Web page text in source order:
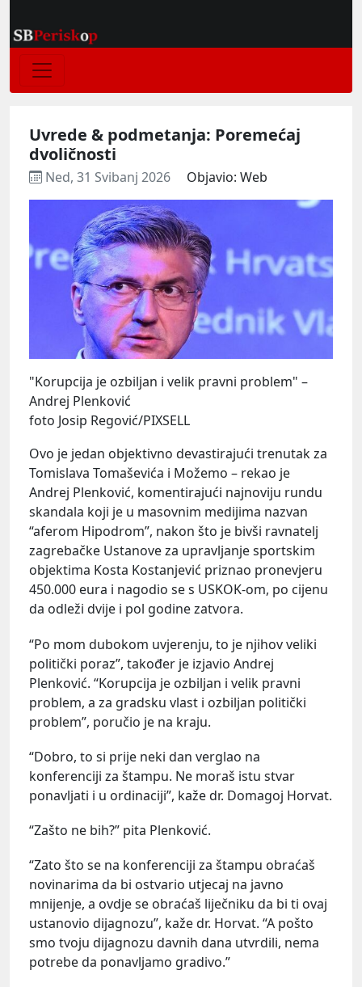
Uvrede & podmetanja: Poremećaj
dvoličnosti
Ned, 31 Svibanj 2026 Objavio: Web
"Korupcija je ozbiljan i velik pravni problem" –
Andrej Plenković
foto Josip Regović/PIXSELL
Ovo je jedan objektivno devastirajući trenutak za
Tomislava Tomaševića i Možemo – rekao je
Andrej Plenković, komentirajući najnoviju rundu
skandala koji je u masovnim medijima nazvan
“aferom Hipodrom”, nakon što je bivši ravnatelj
zagrebačke Ustanove za upravljanje sportskim
objektima Kosta Kostanjević priznao pronevjeru
450.000 eura i nagodio se s USKOK-om, po cijenu
da odleži dvije i pol godine zatvora.
“Po mom dubokom uvjerenju, to je njihov veliki
politički poraz”, također je izjavio Andrej
Plenković. “Korupcija je ozbiljan i velik pravni
problem, a za gradsku vlast i ozbiljan politički
problem”, poručio je na kraju.
“Dobro, to si prije neki dan verglao na
konferenciji za štampu. Ne moraš istu stvar
ponavljati i u ordinaciji”, kaže dr. Domagoj Horvat.
“Zašto ne bih?” pita Plenković.
“Zato što se na konferenciji za štampu obraćaš
novinarima da bi ostvario utjecaj na javno
mnijenje, a ovdje se obraćaš liječniku da bi ti ovaj
ustanovio dijagnozu”, kaže dr. Horvat. “A pošto
smo tvoju dijagnozu davnih dana utvrdili, nema
potrebe da ponavljamo gradivo.”